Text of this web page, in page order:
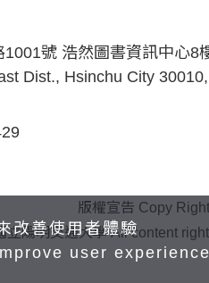
號 浩然圖書資訊中心8
Dist., Hsinchu City
版權宣告 Copy Right
立陽明交通大學 All content
改善使用者體驗
user experience